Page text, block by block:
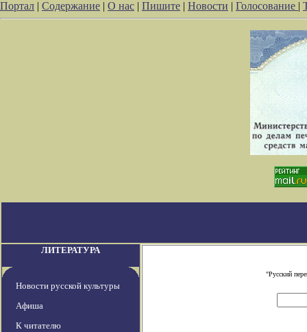
Портал | Содержание | О нас | Пишите | Новости | Голосование |
ЛИТЕРАТУРА
Новости русской культуры
Афиша
К читателю
"Русский